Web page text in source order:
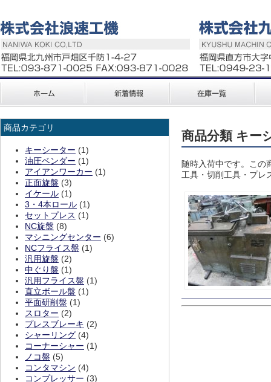
商品カテゴリ
キーシーター (1)
油圧ベンダー (1)
アイアンワーカー (1)
正面旋盤 (3)
イケール (1)
3・4本ロール (1)
セットプレス (1)
NC旋盤 (8)
マシニングセンター (6)
NCフライス盤 (1)
汎用旋盤 (2)
中ぐり盤 (1)
汎用フライス盤 (1)
直立ボール盤 (1)
平面研削盤 (1)
スロター (2)
プレスブレーキ (2)
シャーリング (4)
コーナーシャー (1)
ノコ盤 (5)
コンタマシン (4)
コンプレッサー (3)
商品分類 キー
随時入荷中です。この
工具・切削工具・プレ